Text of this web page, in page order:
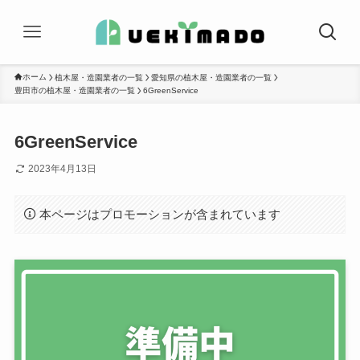
ホーム 植木屋・造園業者の一覧
愛知県の植木屋・造園業者の一覧
豊田市の植木屋・造園業者の一覧
6GreenService
6GreenService
2023年4月13日
本ページはプロモーションが含まれています